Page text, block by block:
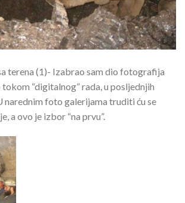
terena (1)- Izabrao sam dio fotografija
“digitalnog” rada, u posljednjih
narednim foto galerijama truditi ću se
a ovo je izbor “na prvu”.